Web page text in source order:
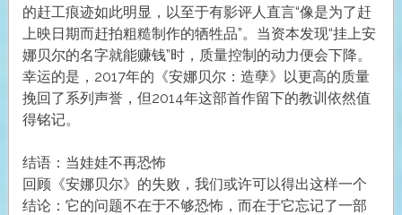
的赶工痕迹如此明显，以至于有影评人直言“像是为了赶
上映日期而赶拍粗糙制作的牺牲品”。当资本发现“挂上安
娜贝尔的名字就能赚钱”时，质量控制的动力便会下降。
幸运的是，2017年的《安娜贝尔：造孽》以更高的质量
挽回了系列声誉，但2014年这部首作留下的教训依然值
得铭记。
结语：当娃娃不再恐怖
回顾《安娜贝尔》的失败，我们或许可以得出这样一个
结论：它的问题不在于不够恐怖，而在于它忘记了一部